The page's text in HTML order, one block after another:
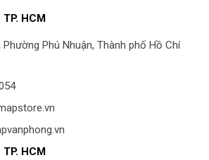
TP. HCM
Phú Nhuận, Thành phố Hồ Chí
TP. HCM